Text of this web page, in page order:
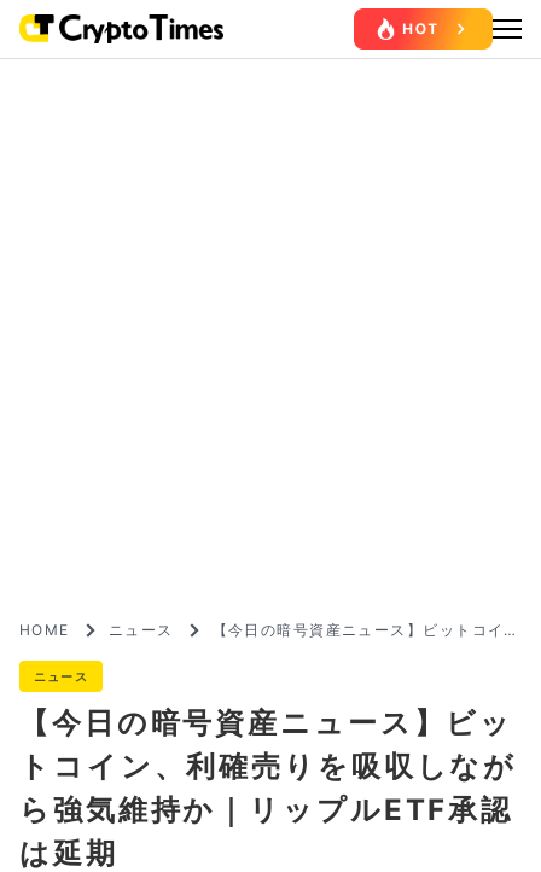
HOME ニュース
【今日の暗号資産ニュース】ビットコイ
ニュース
【今日の暗号資産ニュース】ビッ
トコイン、利確売りを吸収しなが
ら強気維持か｜リップルETF承認
は延期